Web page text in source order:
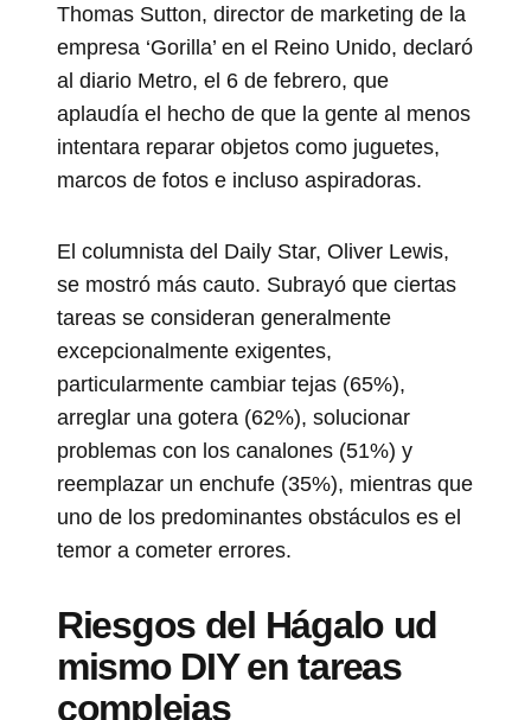
Thomas Sutton, director de marketing de la
empresa ‘Gorilla’ en el Reino Unido, declaró
al diario Metro, el 6 de febrero, que
aplaudía el hecho de que la gente al menos
intentara reparar objetos como juguetes,
marcos de fotos e incluso aspiradoras.
El columnista del Daily Star, Oliver Lewis,
se mostró más cauto. Subrayó que ciertas
tareas se consideran generalmente
excepcionalmente exigentes,
particularmente cambiar tejas (65%),
arreglar una gotera (62%), solucionar
problemas con los canalones (51%) y
reemplazar un enchufe (35%), mientras que
uno de los predominantes obstáculos es el
temor a cometer errores.
Riesgos del Hágalo ud
mismo DIY en tareas
complejas